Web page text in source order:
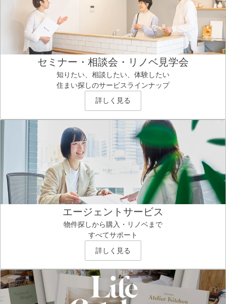
セミナー・相談会・リノベ見学会
知りたい、相談したい、体験したい
住まい探しのサービスラインナップ
詳しく見る
エージェントサービス
物件探しから購入・リノベまで
すべてサポート
詳しく見る